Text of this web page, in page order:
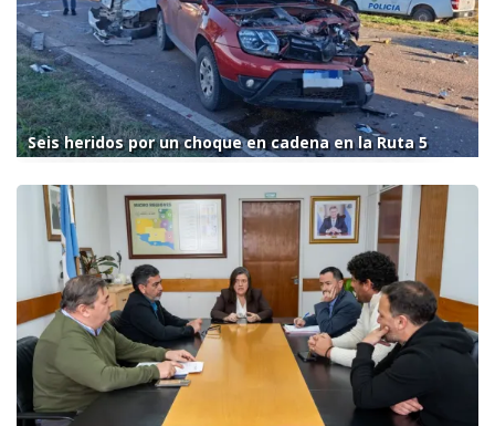
Seis heridos por un choque en cadena en la Ruta 5